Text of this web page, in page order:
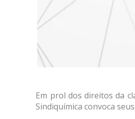
Em prol dos direitos da
Sindiquímica convoca